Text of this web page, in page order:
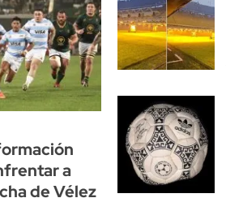
a
de Vélez